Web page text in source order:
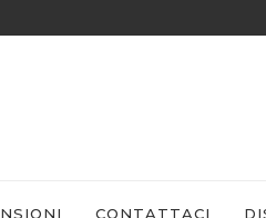
CONTATTACI